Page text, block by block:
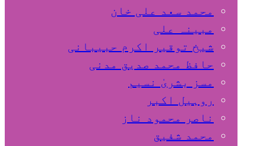
محمد سعد علی خان
مبینہ علی
شیخ توقیر اکرم حبیبانی
حافظ محمد صدیق مدنی
مسز بشریٰ نسیم
روہیل اکبر
ناصر محمود ناز
محمد شفیق